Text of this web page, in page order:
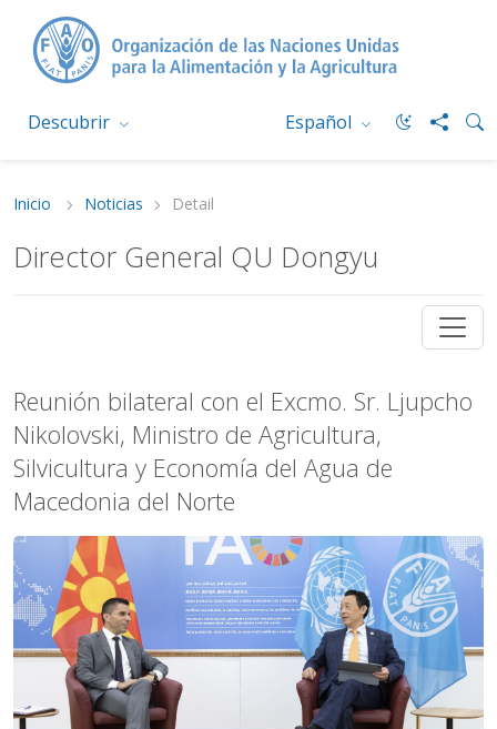
Descubrir Español
Inicio Noticias Detail
Director General QU Dongyu
Reunión bilateral con el Excmo. Sr. Ljupcho
Nikolovski, Ministro de Agricultura,
Silvicultura y Economía del Agua de
Macedonia del Norte